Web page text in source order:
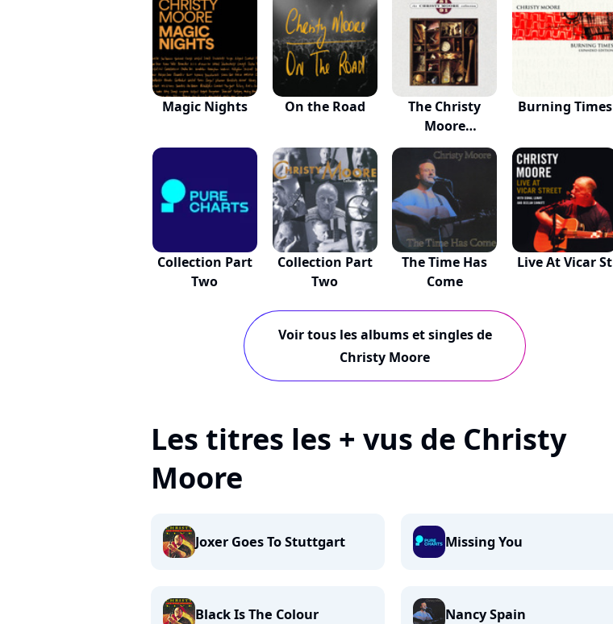
Magic Nights On the Road
The Christy
Moore
Collection
Burning Times
Collection Part
Two
Collection Part
Two
The Time Has
Come
Live At Vicar St
Voir tous les albums et singles de
Christy Moore
Les titres les + vus de Christy
Moore
Joxer Goes To Stuttgart Missing You
Black Is The Colour Nancy Spain